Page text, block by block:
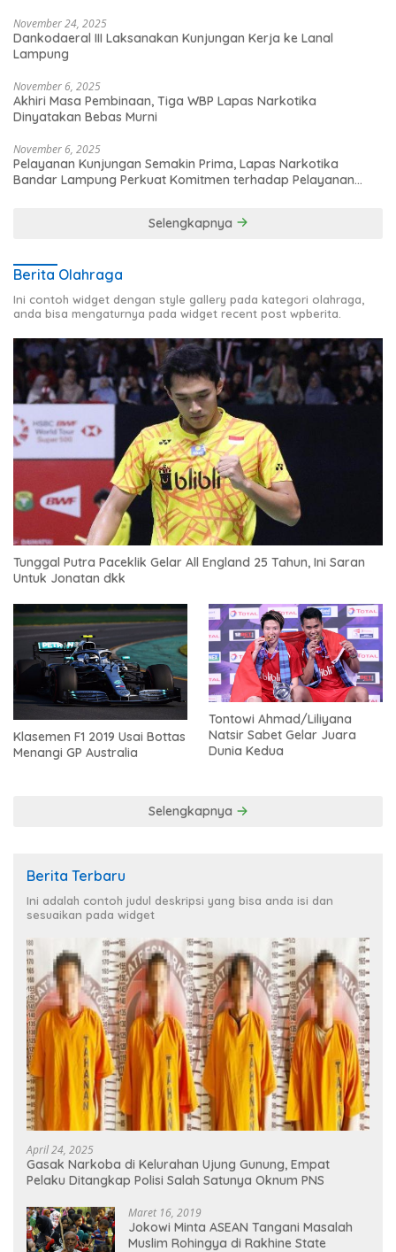
November 24, 2025
Dankodaeral III Laksanakan Kunjungan Kerja ke Lanal
Lampung
November 6, 2025
Akhiri Masa Pembinaan, Tiga WBP Lapas Narkotika
Dinyatakan Bebas Murni
November 6, 2025
Pelayanan Kunjungan Semakin Prima, Lapas Narkotika
Bandar Lampung Perkuat Komitmen terhadap Pelayanan
Selengkapnya
Berita Olahraga
Ini contoh widget dengan style gallery pada kategori olahraga,
anda bisa mengaturnya pada widget recent post wpberita.
Tunggal Putra Paceklik Gelar All England 25 Tahun, Ini Saran
Untuk Jonatan dkk
Klasemen F1 2019 Usai Bottas
Menangi GP Australia
Tontowi Ahmad/Liliyana
Natsir Sabet Gelar Juara
Dunia Kedua
Selengkapnya
Berita Terbaru
Ini adalah contoh judul deskripsi yang bisa anda isi dan
sesuaikan pada widget
April 24, 2025
Gasak Narkoba di Kelurahan Ujung Gunung, Empat
Pelaku Ditangkap Polisi Salah Satunya Oknum PNS
Maret 16, 2019
Jokowi Minta ASEAN Tangani Masalah
Muslim Rohingya di Rakhine State